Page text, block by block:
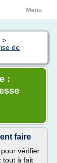
Menu
>
de
:
faire
vérifier
tout à fait